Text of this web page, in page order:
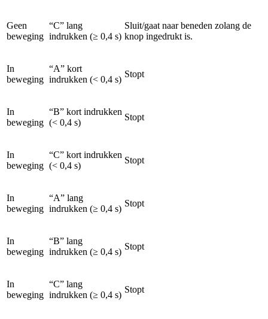
Geen
beweging
“C” lang
indrukken (≥ 0,4 s)
Sluit/gaat naar beneden zolang de
knop ingedrukt is.
In
beweging
“A” kort
indrukken (< 0,4 s)
Stopt
In
beweging
“B” kort indrukken
(< 0,4 s)
Stopt
In
beweging
“C” kort indrukken
(< 0,4 s)
Stopt
In
beweging
“A” lang
indrukken (≥ 0,4 s)
Stopt
In
beweging
“B” lang
indrukken (≥ 0,4 s)
Stopt
In
beweging
“C” lang
indrukken (≥ 0,4 s)
Stopt